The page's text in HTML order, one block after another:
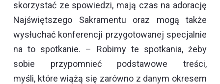
skorzystać ze spowiedzi, mają czas na adorację
Najświętszego Sakramentu oraz mogą także
wysłuchać konferencji przygotowanej specjalnie
na to spotkanie. – Robimy te spotkania, żeby
sobie przypomnieć podstawowe treści,
myśli, które wiążą się zarówno z danym okresem